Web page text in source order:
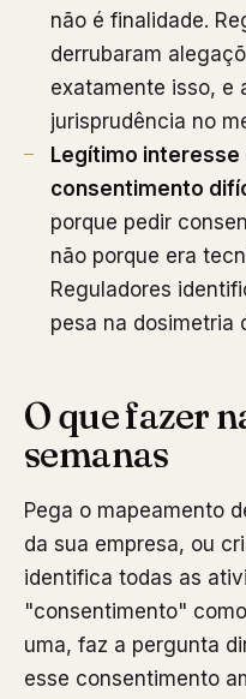
não é finalidade.
derrubaram
exatamente isso, e
jurisprudência no
Legítimo
consentimento
porque pedir
não porque era
Reguladores
pesa na dosimetria
O que fazer
semanas
Pega o mapeamento
da sua empresa, ou
identifica todas as
"consentimento"
uma, faz a pergunta
esse consentimento